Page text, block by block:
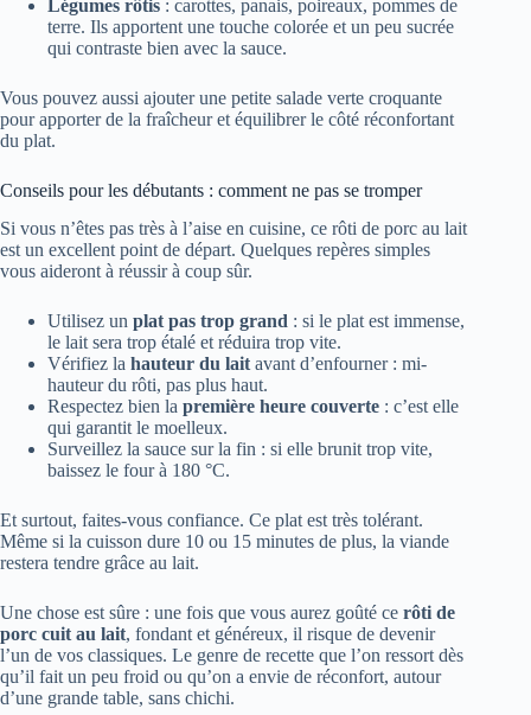
Légumes rôtis : carottes, panais, poireaux, pommes de
terre. Ils apportent une touche colorée et un peu sucrée
qui contraste bien avec la sauce.
Vous pouvez aussi ajouter une petite salade verte croquante
pour apporter de la fraîcheur et équilibrer le côté réconfortant
du plat.
Conseils pour les débutants : comment ne pas se tromper
Si vous n’êtes pas très à l’aise en cuisine, ce rôti de porc au lait
est un excellent point de départ. Quelques repères simples
vous aideront à réussir à coup sûr.
Utilisez un plat pas trop grand : si le plat est immense,
le lait sera trop étalé et réduira trop vite.
Vérifiez la hauteur du laitavant d’enfourner : mi-
hauteur du rôti, pas plus haut.
Respectez bien la première heure couverte : c’est elle
qui garantit le moelleux.
Surveillez la sauce sur la fin : si elle brunit trop vite,
baissez le four à 180 °C.
Et surtout, faites-vous confiance. Ce plat est très tolérant.
Même si la cuisson dure 10 ou 15 minutes de plus, la viande
restera tendre grâce au lait.
Une chose est sûre : une fois que vous aurez goûté ce rôti de
porc cuit au lait, fondant et généreux, il risque de devenir
l’un de vos classiques. Le genre de recette que l’on ressort dès
qu’il fait un peu froid ou qu’on a envie de réconfort, autour
d’une grande table, sans chichi.